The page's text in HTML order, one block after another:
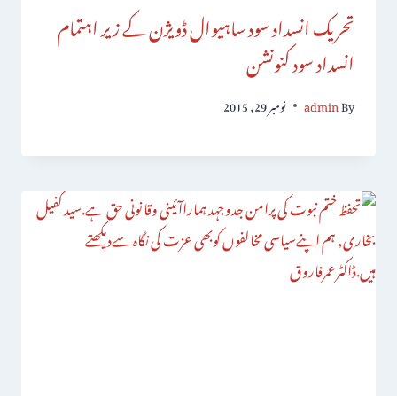
تحریک انسداد سود ساہیوال ڈویژن کے زیر اہتمام
انسداد سود کنونشن
By
admin نومبر 29, 2015